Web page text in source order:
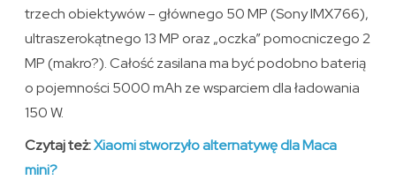
trzech obiektywów – głównego 50 MP (Sony IMX766),
ultraszerokątnego 13 MP oraz „oczka” pomocniczego 2
MP (makro?). Całość zasilana ma być podobno baterią
o pojemności 5000 mAh ze wsparciem dla ładowania
150 W.
Czytaj też:Xiaomi stworzyło alternatywę dla Maca
mini?